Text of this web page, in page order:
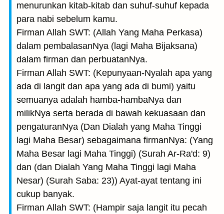
menurunkan kitab-kitab dan suhuf-suhuf kepada
para nabi sebelum kamu.
Firman Allah SWT: (Allah Yang Maha Perkasa)
dalam pembalasanNya (lagi Maha Bijaksana)
dalam firman dan perbuatanNya.
Firman Allah SWT: (Kepunyaan-Nyalah apa yang
ada di langit dan apa yang ada di bumi) yaitu
semuanya adalah hamba-hambaNya dan
milikNya serta berada di bawah kekuasaan dan
pengaturanNya (Dan Dialah yang Maha Tinggi
lagi Maha Besar) sebagaimana firmanNya: (Yang
Maha Besar lagi Maha Tinggi) (Surah Ar-Ra'd: 9)
dan (dan Dialah Yang Maha Tinggi lagi Maha
Nesar) (Surah Saba: 23)) Ayat-ayat tentang ini
cukup banyak.
Firman Allah SWT: (Hampir saja langit itu pecah